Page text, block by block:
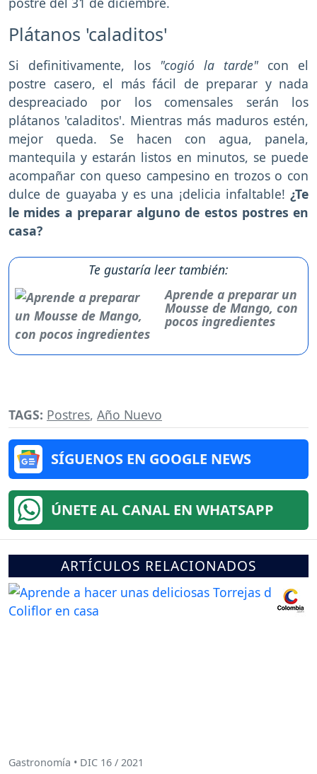
Plátanos 'caladitos'
Si definitivamente, los "cogió la tarde" con el
postre casero, el más fácil de preparar y nada
despreaciado por los comensales serán los
plátanos 'caladitos'. Mientras más maduros estén,
mejor queda. Se hacen con agua, panela,
mantequila y estarán listos en minutos, se puede
acompañar con queso campesino en trozos o con
dulce de guayaba y es una ¡delicia infaltable! ¿Te
le mides a preparar alguno de estos postres en
casa?
Te gustaría leer también:
Aprende a preparar un
Mousse de Mango, con
pocos ingredientes
TAGS: Postres, Año Nuevo
SÍGUENOS EN GOOGLE NEWS
ÚNETE AL CANAL EN WHATSAPP
ARTÍCULOS RELACIONADOS
Gastronomía • DIC 16 / 2021